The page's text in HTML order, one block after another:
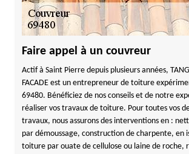
Faire appel à un couvreur
Actif à Saint Pierre depuis plusieurs années,
FACADE est un entrepreneur de toiture
69480. Bénéficiez de nos conseils et de notre
réaliser vos travaux de toiture. Pour toutes vos
travaux, nous assurons des interventions en :
par démoussage, construction de charpente, en
toiture par ouate de cellulose ou laine de roche,